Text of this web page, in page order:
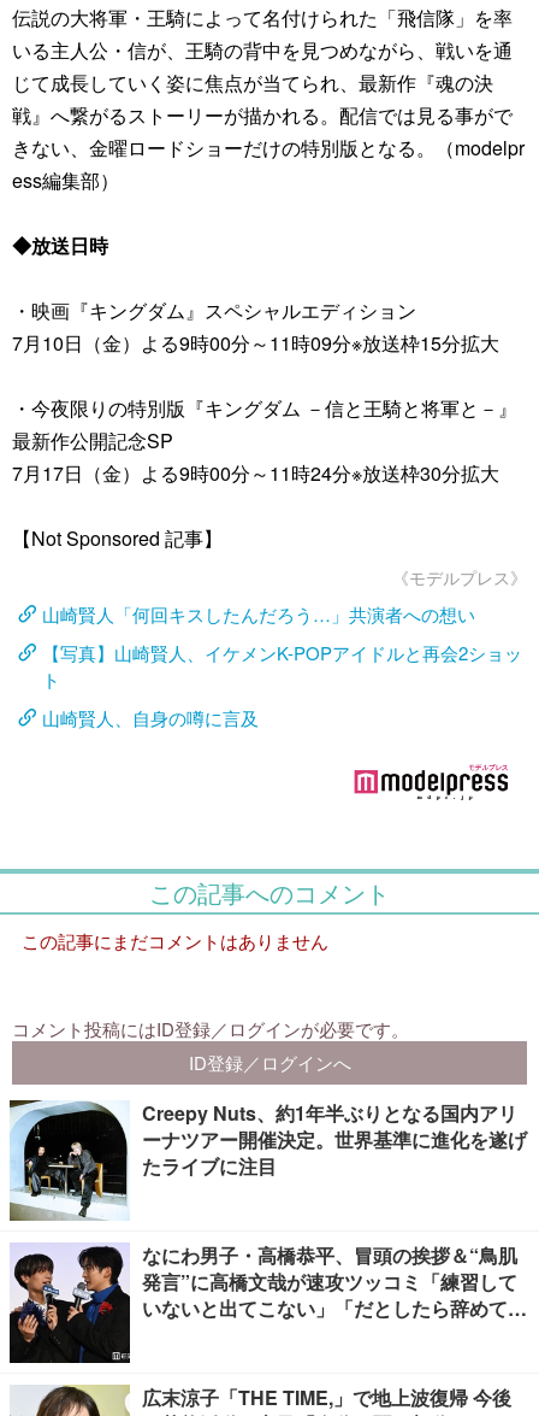
伝説の大将軍・王騎によって名付けられた「飛信隊」を率
いる主人公・信が、王騎の背中を見つめながら、戦いを通
じて成長していく姿に焦点が当てられ、最新作『魂の決
戦』へ繋がるストーリーが描かれる。配信では見る事がで
きない、金曜ロードショーだけの特別版となる。（modelpr
ess編集部）
◆放送日時
・映画『キングダム』スペシャルエディション
7月10日（金）よる9時00分～11時09分※放送枠15分拡大
・今夜限りの特別版『キングダム －信と王騎と将軍と－』
最新作公開記念SP
7月17日（金）よる9時00分～11時24分※放送枠30分拡大
【Not Sponsored 記事】
《モデルプレス》
山崎賢人「何回キスしたんだろう…」共演者への想い
【写真】山崎賢人、イケメンK-POPアイドルと再会2ショッ
ト
山崎賢人、自身の噂に言及
Creepy Nuts、約1年半ぶりとなる国内アリ
ーナツアー開催決定。世界基準に進化を遂げ
たライブに注目
なにわ男子・高橋恭平、冒頭の挨拶＆“鳥肌
発言”に高橋文哉が速攻ツッコミ「練習して
いないと出てこない」「だとしたら辞めてく
広末涼子「THE TIME,」で地上波復帰 今後